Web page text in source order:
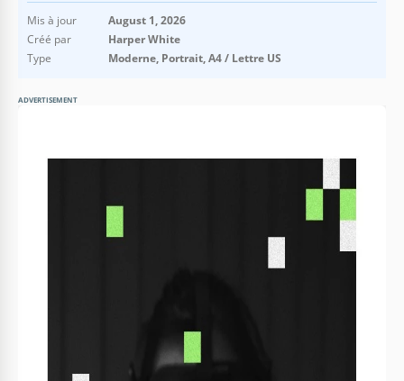
Mis à jour
August 1, 2026
Créé par
Harper White
Type
Moderne, Portrait, A4 / Lettre US
ADVERTISEMENT
Google Docs
Portrait Brochure & Dépliants Modèles
A4 / Lettre US Brochure & Dépliants Modèles
Ajouté aux collections par 6 Utilisateurs
Statistiques d’utilisation
2 téléchargements ce mois-ci